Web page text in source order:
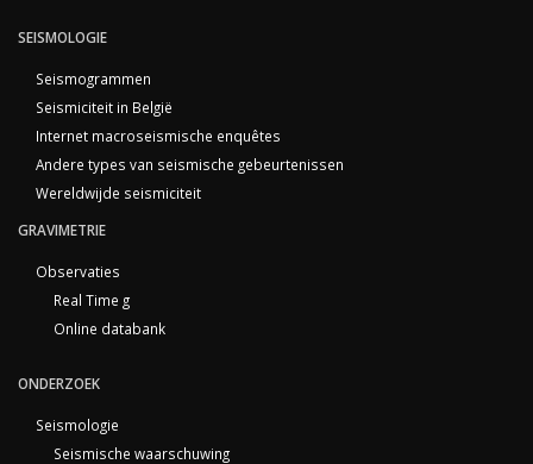
SEISMOLOGIE
Seismogrammen
Seismiciteit in België
Internet macroseismische enquêtes
Andere types van seismische gebeurtenissen
Wereldwijde seismiciteit
GRAVIMETRIE
Observaties
Real Time g
Online databank
ONDERZOEK
Seismologie
Seismische waarschuwing